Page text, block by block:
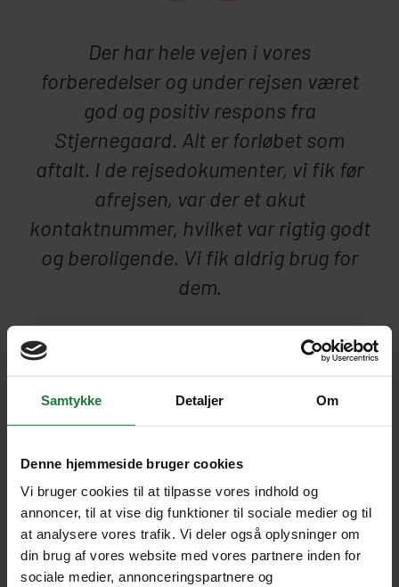
Samtykke Detaljer Om
Denne hjemmeside bruger cookies
Vi bruger cookies til at tilpasse vores indhold og
annoncer, til at vise dig funktioner til sociale medier og til
at analysere vores trafik. Vi deler også oplysninger om
din brug af vores website med vores partnere inden for
sociale medier, annonceringspartnere og
Der har hele vejen i vores
forberedelser og under rejsen været
god og positiv respons fra
Stjernegaard. Alt er forløbet som
aftalt. I de rejsedokumenter, vi fik før
afrejsen, var der et akut
kontaktnummer, hvilket var rigtig godt
og beroligende. Vi fik aldrig brug for
dem.
JENS & LAILA, SMØRUM
4.7
LÆS HVAD TIDLIGERE GÆSTER SIGER
1 REJSER TIL BELMOND DAS
CATARATAS